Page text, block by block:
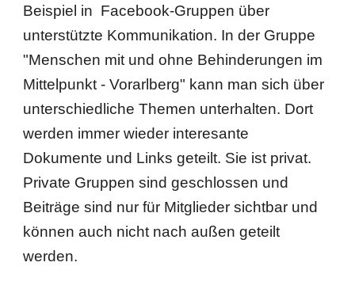
Beispiel in Facebook-Gruppen über
unterstützte Kommunikation. In der Gruppe
"Menschen mit und ohne Behinderungen im
Mittelpunkt - Vorarlberg" kann man sich über
unterschiedliche Themen unterhalten. Dort
werden immer wieder interesante
Dokumente und Links geteilt. Sie ist privat.
Private Gruppen sind geschlossen und
Beiträge sind nur für Mitglieder sichtbar und
können auch nicht nach außen geteilt
werden.